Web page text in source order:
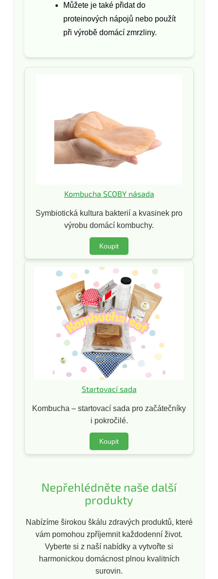
Můžete je také přidat do
proteinových nápojů nebo použít
při výrobě domácí zmrzliny.
Kombucha SCOBY násada
Symbiotická kultura bakterií a kvasinek pro
výrobu domácí kombuchy.
Koupit
Startovací sada
Kombucha – startovací sada pro začátečníky
i pokročilé.
Koupit
Nepřehlédněte naše další
produkty
Nabízíme širokou škálu zdravých produktů, které
vám pomohou zpříjemnit každodenní život.
Vyberte si z naší nabídky a vytvořte si
harmonickou domácnost plnou kvalitních
surovin.